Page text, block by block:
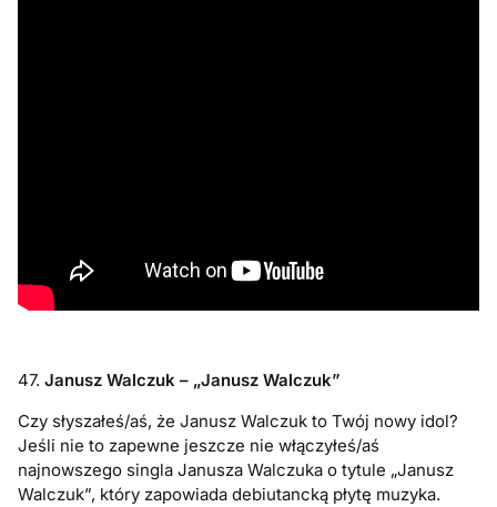
47.Janusz Walczuk – „Janusz Walczuk”
Czy słyszałeś/aś, że Janusz Walczuk to Twój nowy idol?
Jeśli nie to zapewne jeszcze nie włączyłeś/aś
najnowszego singla Janusza Walczuka o tytule „Janusz
Walczuk”, który zapowiada debiutancką płytę muzyka.